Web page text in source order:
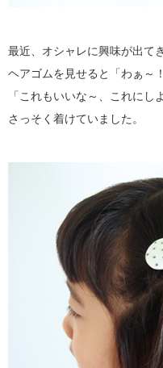
最近、オシャレに興味が出て
ヘアゴムを見せると「わぁ～
「これもいいな～、これにし
さっそく着けていました。